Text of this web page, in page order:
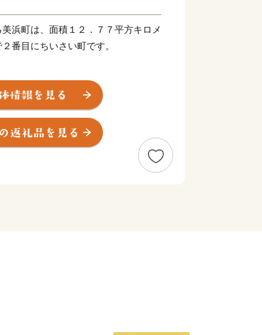
浜町は、面積１２．７７平方キロメ
番目にちいさい町です。
と高く、最暖月で２７．５度、最寒
リで、以前から台風、水害、高潮な
。
んじゅがはま）”には、全長約４．５